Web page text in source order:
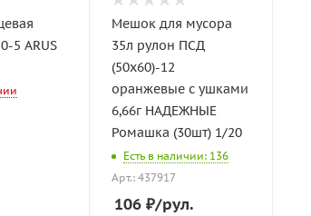
5 ARUS
Мешок для мусора
35л рулон ПСД
(50х60)-12
оранжевые с ушками
6,66г НАДЕЖНЫЕ
Ромашка (30шт) 1/20
Есть в наличии: 136
Арт.: 437917
106₽/рул.